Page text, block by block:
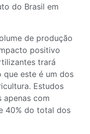
do Brasil em
de produção
positivo
trará
que este é um dos
Estudos
apenas com
40% do total dos